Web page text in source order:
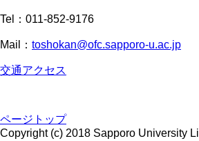
Tel：011-852-9176
Mail： toshokan@ofc.sapporo-u.ac.jp
交通アクセス
ページトップ
Copyright (c) 2018 Sapporo University